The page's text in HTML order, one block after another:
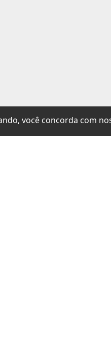
você concorda com